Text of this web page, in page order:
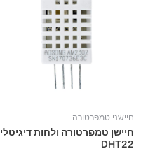
חיישני טמפרטורה
חיישן טמפרטורה ולחות דיגיטלי
DHT22